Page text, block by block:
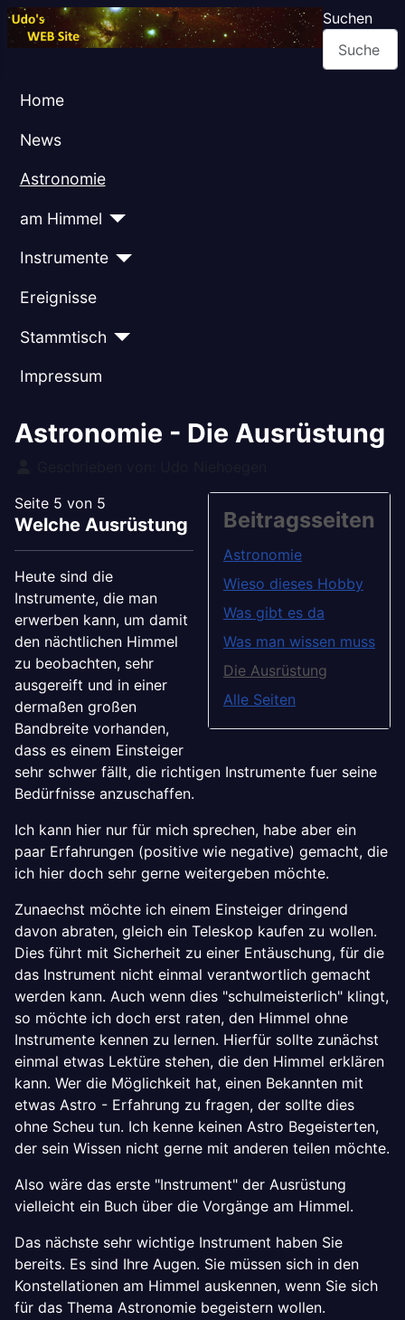
Suchen
Home
News
Astronomie
am Himmel
Instrumente
Ereignisse
Stammtisch
Impressum
Astronomie - Die Ausrüstung
Beitragsseiten
Astronomie
Wieso dieses Hobby
Was gibt es da
Was man wissen muss
Die Ausrüstung
Alle Seiten
Seite 5 von 5
Welche Ausrüstung
Heute sind die
Instrumente, die man
erwerben kann, um damit
den nächtlichen Himmel
zu beobachten, sehr
ausgereift und in einer
dermaßen großen
Bandbreite vorhanden,
dass es einem Einsteiger
sehr schwer fällt, die richtigen Instrumente fuer seine
Bedürfnisse anzuschaffen.
Ich kann hier nur für mich sprechen, habe aber ein
paar Erfahrungen (positive wie negative) gemacht, die
ich hier doch sehr gerne weitergeben möchte.
Zunaechst möchte ich einem Einsteiger dringend
davon abraten, gleich ein Teleskop kaufen zu wollen.
Dies führt mit Sicherheit zu einer Entäuschung, für die
das Instrument nicht einmal verantwortlich gemacht
werden kann. Auch wenn dies "schulmeisterlich" klingt,
so möchte ich doch erst raten, den Himmel ohne
Instrumente kennen zu lernen. Hierfür sollte zunächst
einmal etwas Lektüre stehen, die den Himmel erklären
kann. Wer die Möglichkeit hat, einen Bekannten mit
etwas Astro - Erfahrung zu fragen, der sollte dies
ohne Scheu tun. Ich kenne keinen Astro Begeisterten,
der sein Wissen nicht gerne mit anderen teilen möchte.
Also wäre das erste "Instrument" der Ausrüstung
vielleicht ein Buch über die Vorgänge am Himmel.
Das nächste sehr wichtige Instrument haben Sie
bereits. Es sind Ihre Augen. Sie müssen sich in den
Konstellationen am Himmel auskennen, wenn Sie sich
für das Thema Astronomie begeistern wollen.